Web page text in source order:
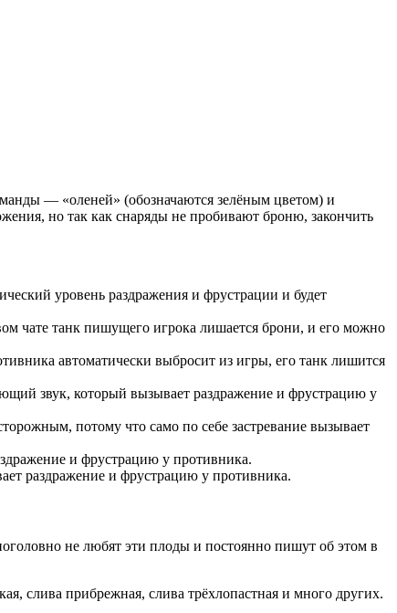
— «оленей» (обозначаются зелёным цветом) и
но так как снаряды не пробивают броню, закончить
уровень раздражения и фрустрации и будет
чате танк пишущего игрока лишается брони, и его можно
автоматически выбросит из игры, его танк лишится
звук, который вызывает раздражение и фрустрацию у
потому что само по себе застревание вызывает
и фрустрацию у противника.
раздражение и фрустрацию у противника.
не любят эти плоды и постоянно пишут об этом в
слива прибрежная, слива трёхлопастная и много других.